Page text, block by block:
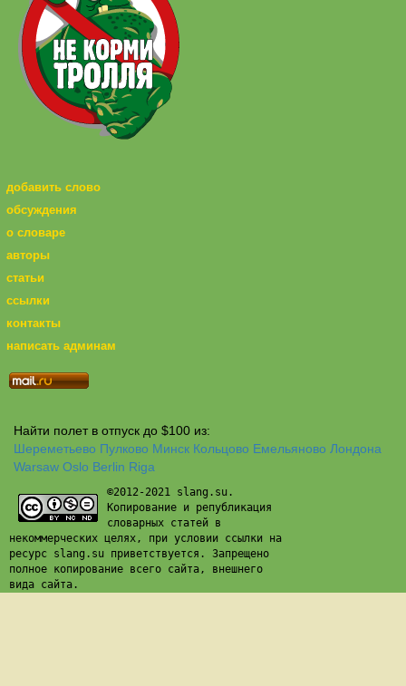
добавить слово
обсуждения
о словаре
авторы
статьи
ссылки
контакты
написать админам
Найти полет в отпуск до $100 из:
Шереметьево Пулково Минск Кольцово Емельяново Лондона
Warsaw Oslo Berlin Riga
©2012-2021 slang.su.
Копирование и републикация
словарных статей в
некоммерческих целях, при условии ссылки на
ресурс slang.su приветствуется. Запрещено
полное копирование всего сайта, внешнего
вида сайта.